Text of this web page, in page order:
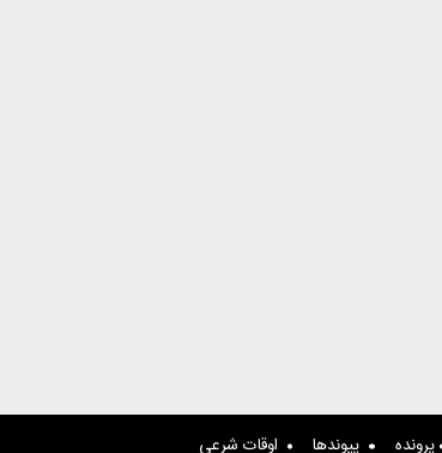
پرونده پیوندها اوقات شرعی